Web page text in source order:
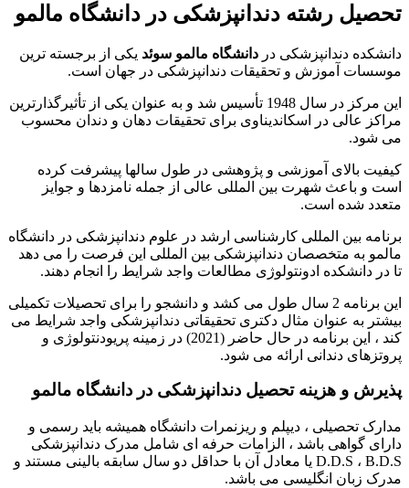
تحصیل رشته دندانپزشکی در دانشگاه مالمو
دانشکده دندانپزشکی در دانشگاه مالمو سوئد یکی از برجسته ترین
موسسات آموزش و تحقیقات دندانپزشکی در جهان است.
این مرکز در سال 1948 تأسیس شد و به عنوان یکی از تأثیرگذارترین
مراکز عالی در اسکاندیناوی برای تحقیقات دهان و دندان محسوب
می شود.
کیفیت بالای آموزشی و پژوهشی در طول سالها پیشرفت کرده
است و باعث شهرت بین المللی عالی از جمله نامزدها و جوایز
متعدد شده است.
برنامه بین المللی کارشناسی ارشد در علوم دندانپزشکی در دانشگاه
مالمو به متخصصان دندانپزشکی بین المللی این فرصت را می دهد
تا در دانشکده ادونتولوژی مطالعات واجد شرایط را انجام دهند.
این برنامه 2 سال طول می کشد و دانشجو را برای تحصیلات تکمیلی
بیشتر به عنوان مثال دکتری تحقیقاتی دندانپزشکی واجد شرایط می
کند ، این برنامه در حال حاضر (2021) در زمینه پریودنتولوژی و
پروتزهای دندانی ارائه می شود.
پذیرش و هزینه تحصیل دندانپزشکی در دانشگاه مالمو
مدارک تحصیلی ، دیپلم و ریزنمرات دانشگاه همیشه باید رسمی و
دارای گواهی باشد ، الزامات حرفه ای شامل مدرک دندانپزشکی
D.D.S ، B.D.S یا معادل آن با حداقل دو سال سابقه بالینی مستند و
مدرک زبان انگلیسی می باشد.